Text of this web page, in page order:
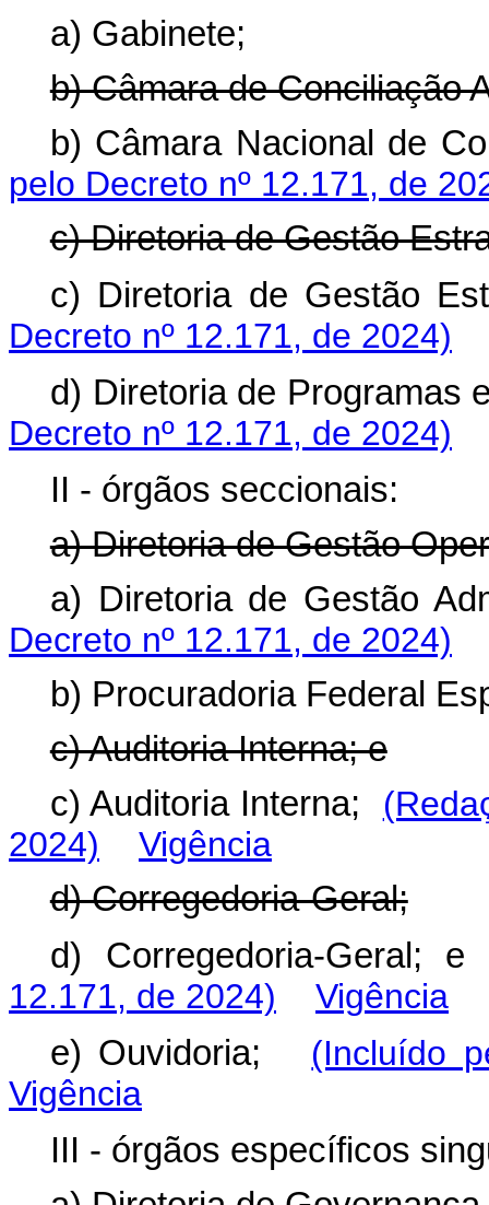
a) Gabinete;
b) Câmara de Conciliação
b) Câmara Nacional de
pelo Decreto nº 12.171, de
c) Diretoria de Gestão
c) Diretoria de Gestão
Decreto nº 12.171, de 2024)
d) Diretoria de
Decreto nº 12.171, de 2024)
II - órgãos seccionais:
a) Diretoria de Gestão
a) Diretoria de Gestão
Decreto nº 12.171, de 2024)
b) Procuradoria Federal
c) Auditoria Interna; e
c) Auditoria Interna;
2024)
Vigência
d) Corregedoria-Geral;
d) Corregedoria-Geral;
12.171, de 2024)
Vigência
e) Ouvidoria; (Incluído
Vigência
III - órgãos específicos